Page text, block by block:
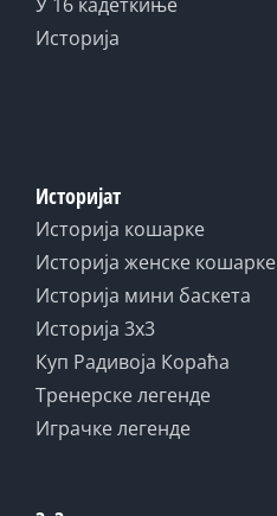
Историја
Историјат
Историја кошарке
Историја женске кошарке
Историја мини баскета
Историја 3x3
Куп Радивоја Кораћа
Тренерске легенде
Играчке легенде